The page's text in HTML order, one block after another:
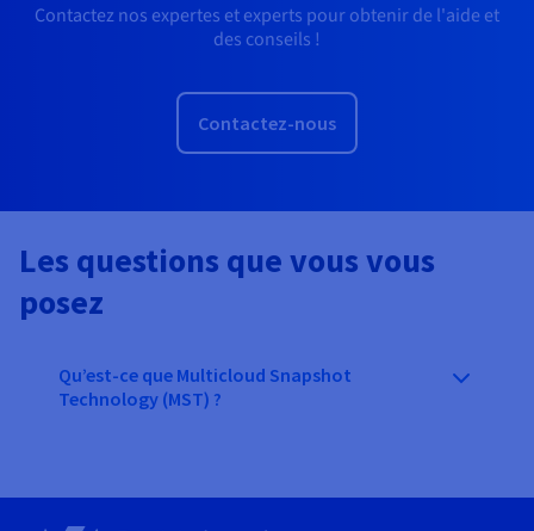
Contactez nos expertes et experts pour obtenir de l'aide et
des conseils !
Contactez-nous
Les questions que vous vous
posez
Qu’est-ce que Multicloud Snapshot
Technology (MST) ?